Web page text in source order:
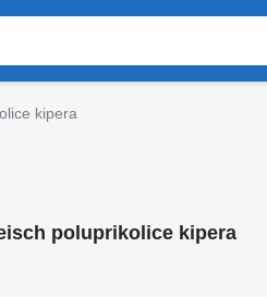
kipera
poluprikolice kipera